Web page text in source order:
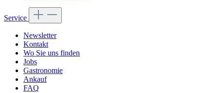
Service
Newsletter
Kontakt
Wo Sie uns finden
Jobs
Gastronomie
Ankauf
FAQ